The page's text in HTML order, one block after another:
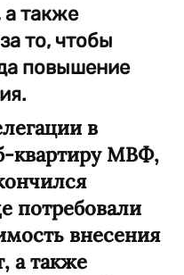
также
то, чтобы
повышение
в
квартиру МВФ,
потребовали
внесения
а также